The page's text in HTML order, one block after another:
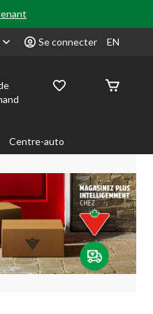
Se connecter EN
Centre-auto